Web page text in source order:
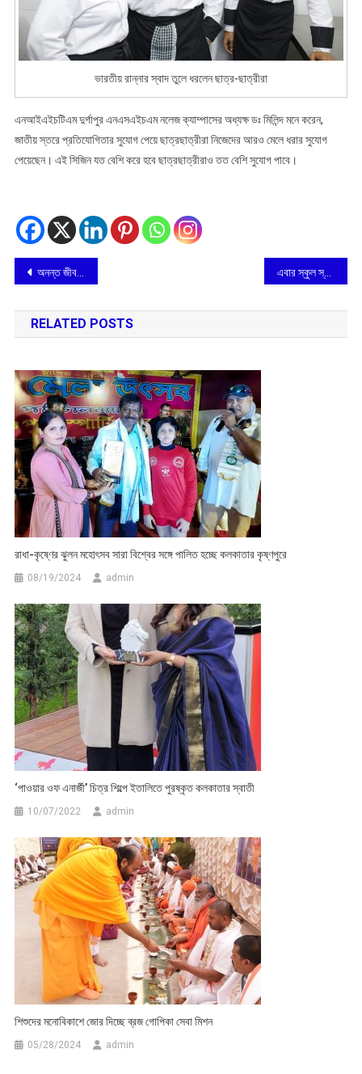
ভারতীয় রান্নার স্বাদ তুলে ধরলেন ছাত্র-ছাত্রীরা
এনআইএইচটিএম দুর্গাপুর এনএসএইচএম নলেজ ক্যাম্পাসের অধ্যক্ষ ডঃ মিলিন্দ মনে করেন,
জাতীয় স্তরে প্রতিযোগিতার সুযোগ পেয়ে ছাত্রছাত্রীরা নিজেদের আরও মেলে ধরার সুযোগ
পেয়েছেন। এই সিজিন যত বেশি করে হবে ছাত্রছাত্রীরাও তত বেশি সুযোগ পাবে।
Post
navigation
অনন্ত জীবনের ইতিবৃত্ত এবার ইউটিউবে
RELATED POSTS
রাধা-কৃষ্ণের ঝুলন মহোৎসব সারা বিশ্বের সঙ্গে পালিত হচ্ছে কলকাতার কৃষ্ণপুরে
08/19/2024 admin
‘পাওয়ার ওফ এনার্জী’ চিত্র শিল্পে ইতালিতে পুরষ্কৃত কলকাতার স্বাতী
10/07/2022 admin
শিশুদের মনোবিকাশে জোর দিচ্ছে ব্রজ গোপিকা সেবা মিশন
05/28/2024 admin